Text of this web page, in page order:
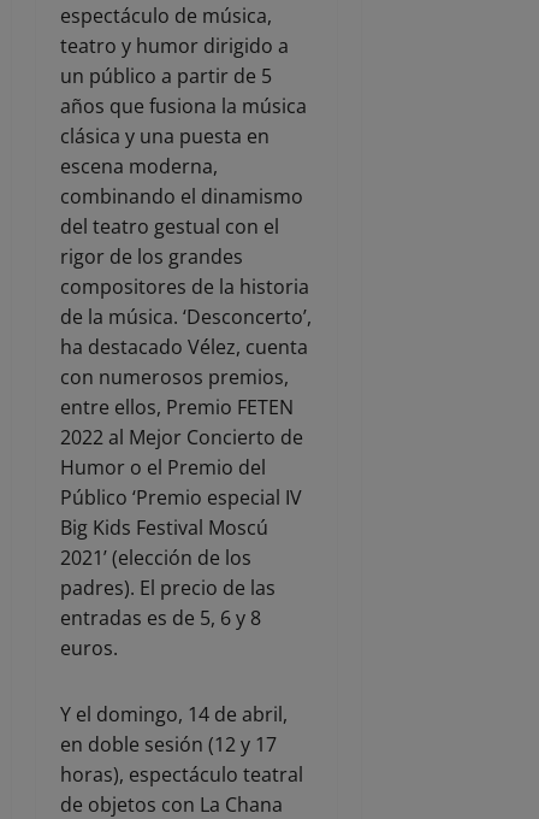
espectáculo de música,
teatro y humor dirigido a
un público a partir de 5
años que fusiona la música
clásica y una puesta en
escena moderna,
combinando el dinamismo
del teatro gestual con el
rigor de los grandes
compositores de la historia
de la música. ‘Desconcerto’,
ha destacado Vélez, cuenta
con numerosos premios,
entre ellos, Premio FETEN
2022 al Mejor Concierto de
Humor o el Premio del
Público ‘Premio especial IV
Big Kids Festival Moscú
2021’ (elección de los
padres). El precio de las
entradas es de 5, 6 y 8
euros.
Y el domingo, 14 de abril,
en doble sesión (12 y 17
horas), espectáculo teatral
de objetos con La Chana